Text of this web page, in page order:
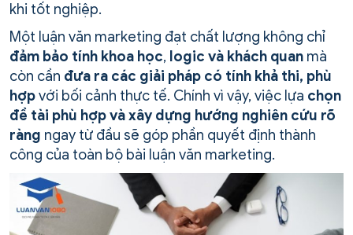
khi tốt nghiệp.
Một luận văn marketing đạt chất lượng không chỉ
đảm bảo tính khoa học, logic và khách quan mà
còn cần đưa ra các giải pháp có tính khả thi, phù
hợpvới bối cảnh thực tế. Chính vì vậy, việc lựa chọn
đề tài phù hợp và xây dựng hướng nghiên cứu rõ
ràng ngay từ đầu sẽ góp phần quyết định thành
công của toàn bộ bài luận văn marketing.